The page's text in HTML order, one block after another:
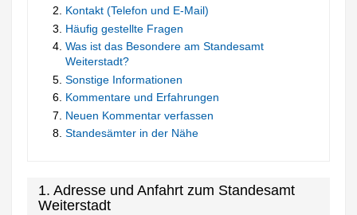
Kontakt (Telefon und E-Mail)
Häufig gestellte Fragen
Was ist das Besondere am Standesamt
Weiterstadt?
Sonstige Informationen
Kommentare und Erfahrungen
Neuen Kommentar verfassen
Standesämter in der Nähe
1. Adresse und Anfahrt zum Standesamt
Weiterstadt